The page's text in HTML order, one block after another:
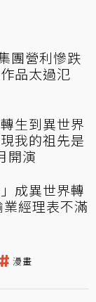
團營利慘跌
品太過氾
生到異世界
我的祖先是
開演
成異世界轉
經理表不滿
漫畫